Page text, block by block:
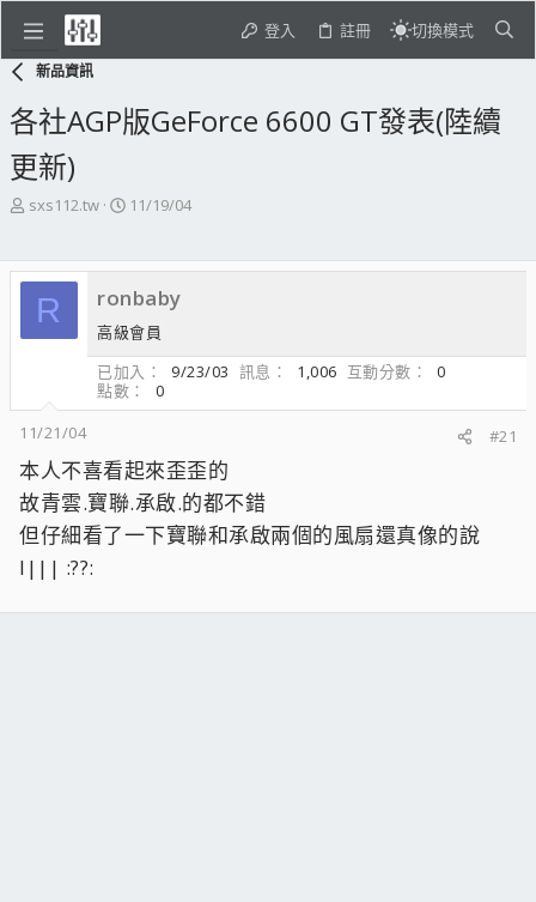
登入 註冊 切換模式
新品資訊
各社AGP版GeForce 6600 GT發表(陸續
更新)
主
起
人
sxs112.tw
開
期
11/19/04
R ronbaby
高級會員
已加入
9/23/03 訊息 1,006 互動分數
0
點數
0
11/21/04
#21
本人不喜看起來歪歪的
故青雲.寶聯.承啟.的都不錯
但仔細看了一下寶聯和承啟兩個的風扇還真像的說
l||| :??: